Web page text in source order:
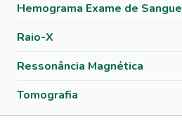
Hemograma Exame de Sangue
Raio-X
Ressonância Magnética
Tomografia